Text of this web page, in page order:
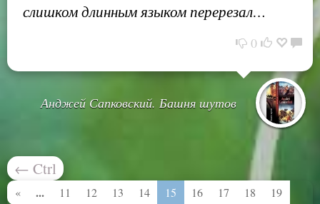
слишком длинным языком перерезал…
0
Анджей Сапковский. Башня шутов
← Ctrl
« ... 11 12 13 14 15 16 17 18 19